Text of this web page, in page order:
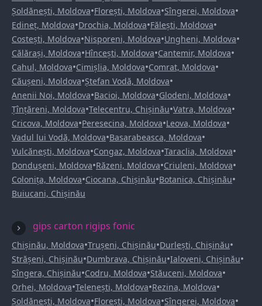
Șoldănești, Moldova•Florești, Moldova•Sîngerei, Moldova•
Edineț, Moldova•Drochia, Moldova•Fălești, Moldova•
Costești, Moldova•Nisporeni, Moldova•Ungheni, Moldova•
Călărași, Moldova•Hîncești, Moldova•Cantemir, Moldova•
Cahul, Moldova•Cimișlia, Moldova•Comrat, Moldova•
Căușeni, Moldova•Ștefan Vodă, Moldova•
Anenii Noi, Moldova•Bacioi, Moldova•Glodeni, Moldova•
Țînțăreni, Moldova•Telecentru, Chișinău•Vatra, Moldova•
Cricova, Moldova•Peresecina, Moldova•Leova, Moldova•
Vadul lui Vodă, Moldova•Basarabeasca, Moldova•
Vulcănești, Moldova•Congaz, Moldova•Taraclia, Moldova•
Dondușeni, Moldova•Răzeni, Moldova•Criuleni, Moldova•
Colonița, Moldova•Ciocana, Chișinău•Botanica, Chișinău•
Buiucani, Chișinău
gips carton rigips fonic
Chișinău, Moldova•Trușeni, Chișinău•Durlești, Chișinău•
Strășeni, Chișinău•Dumbrava, Chișinău•Ialoveni, Chișinău•
Sîngera, Chișinău•Codru, Moldova•Stăuceni, Moldova•
Orhei, Moldova•Telenești, Moldova•Rezina, Moldova•
Șoldănești, Moldova•Florești, Moldova•Sîngerei, Moldova•